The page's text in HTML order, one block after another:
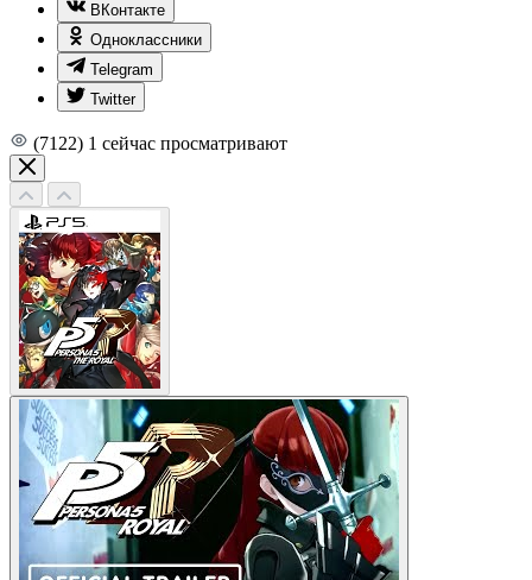
ВКонтакте
Одноклассники
Telegram
Twitter
(7122) 1 сейчас просматривают